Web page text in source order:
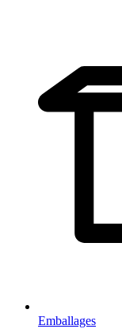
Emballages